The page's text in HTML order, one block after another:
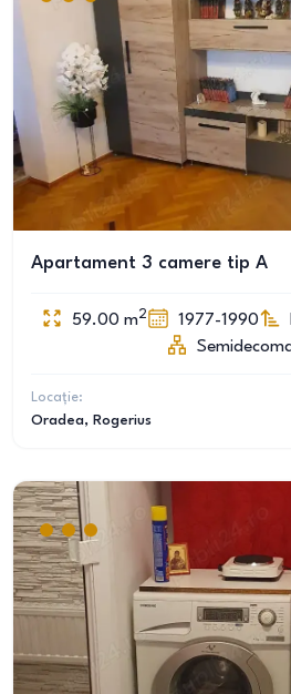
Apartament 3 camere tip A
59.00 m2 1977-1990
Locație:
Oradea, Rogerius